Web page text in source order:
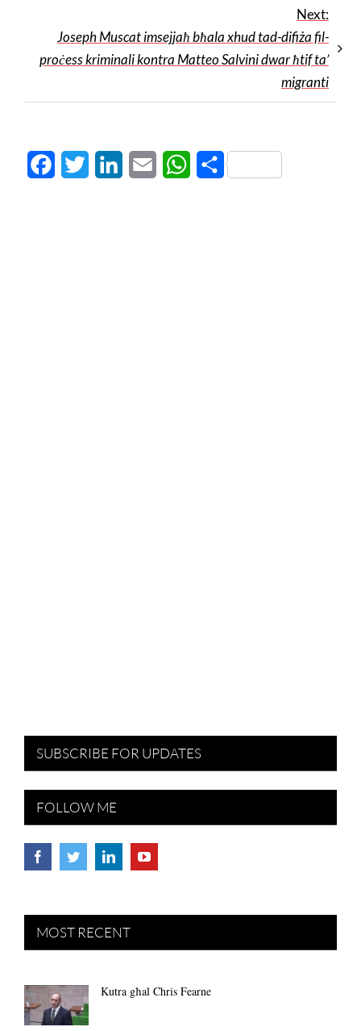
Next:
Joseph Muscat imsejjaħ bħala xhud tad-difiża fil-
proċess kriminali kontra Matteo Salvini dwar ħtif ta’
migranti
FacebookTwitter LinkedInEmail WhatsApp
Share
SUBSCRIBE FOR UPDATES
FOLLOW ME
MOST RECENT
Kutra għal Chris Fearne